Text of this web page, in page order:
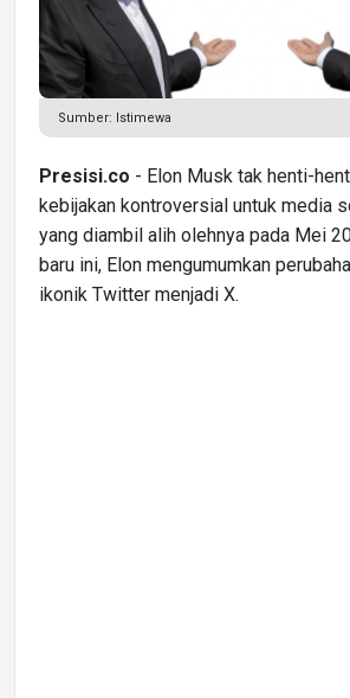
Sumber: Istimewa
Presisi.co - Elon Musk tak henti-
kebijakan kontroversial untuk media
yang diambil alih olehnya pada Mei
baru ini, Elon mengumumkan
ikonik Twitter menjadi X.